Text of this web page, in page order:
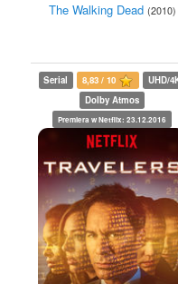
The Walking Dead (2010)
Serial 8,83 / 10
UHD/
Dolby Atmos
Premiera w Netflix: 23.12.2016